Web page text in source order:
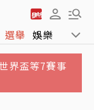
選舉 娛樂 運動
界盃等7賽事